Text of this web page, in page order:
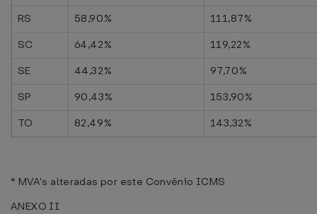
RS
58,90%
111,87%
SC
64,42%
119,22%
SE
44,32%
97,70%
SP
90,43%
153,90%
TO
82,49% 143,32%
* MVA's alteradas por este Convênio ICMS
ANEXO II